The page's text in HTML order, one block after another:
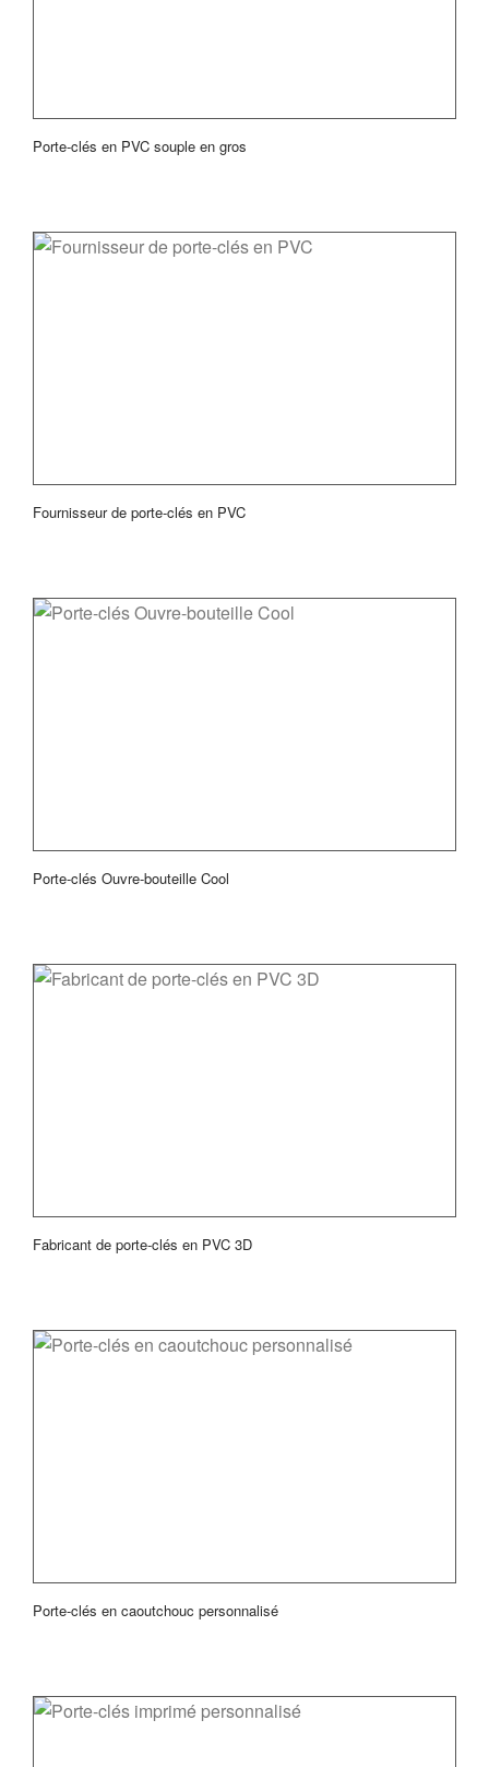
Porte-clés en PVC souple en gros
Fournisseur de porte-clés en PVC
Porte-clés Ouvre-bouteille Cool
Fabricant de porte-clés en PVC 3D
Porte-clés en caoutchouc personnalisé